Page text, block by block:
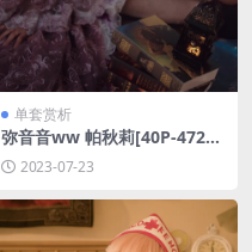
单套赏析
弥音音ww 帕秋莉[40P-472M
B] 2023-07-23